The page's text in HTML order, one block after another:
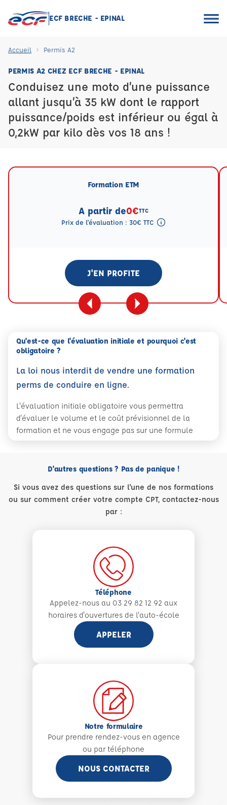
ECF BRECHE - EPINAL
Accueil Permis A2
PERMIS A2 CHEZ ECF BRECHE - EPINAL
Conduisez une moto d’une puissance
allant jusqu’à 35 kW dont le rapport
puissance/poids est inférieur ou égal à
0,2kW par kilo dès vos 18 ans !
Formation ETM
A partir de0€TTC
Prix de l'évaluation : 30€ TTC
J'EN PROFITE
Qu'est-ce que l'évaluation initiale et pourquoi c'est
obligatoire ?
La loi nous interdit de vendre une formation
perms de conduire en ligne.
L'évaluation initiale obligatoire vous permettra
d'évaluer le volume et le coût prévisionnel de la
formation et ne vous engage pas sur une formule
D'autres questions ? Pas de panique !
Si vous avez des questions sur l'une de nos formations
ou sur comment créer votre compte CPT, contactez-nous
par :
Téléphone
Appelez-nous au 03 29 82 12 92 aux
horaires d'ouvertures de l'auto-école
APPELER
Notre formulaire
Pour prendre rendez-vous en agence
ou par téléphone
NOUS CONTACTER